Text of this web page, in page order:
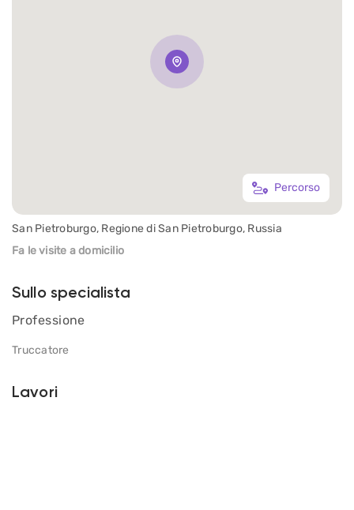
Percorso
San Pietroburgo, Regione di San Pietroburgo, Russia
Fa le visite a domicilio
Sullo specialista
Professione
Truccatore
Lavori